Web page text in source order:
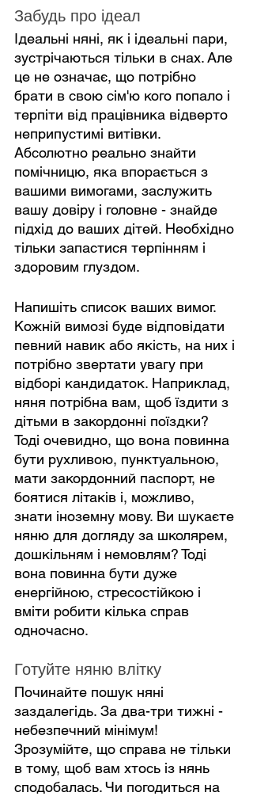
Забудь про ідеал
Ідеальні няні, як і ідеальні пари,
зустрічаються тільки в снах. Але
це не означає, що потрібно
брати в свою сім'ю кого попало і
терпіти від працівника відверто
неприпустимі витівки.
Абсолютно реально знайти
помічницю, яка впорається з
вашими вимогами, заслужить
вашу довіру і головне - знайде
підхід до ваших дітей. Необхідно
тільки запастися терпінням і
здоровим глуздом.
Напишіть список ваших вимог.
Кожній вимозі буде відповідати
певний навик або якість, на них і
потрібно звертати увагу при
відборі кандидаток. Наприклад,
няня потрібна вам, щоб їздити з
дітьми в закордонні поїздки?
Тоді очевидно, що вона повинна
бути рухливою, пунктуальною,
мати закордонний паспорт, не
боятися літаків і, можливо,
знати іноземну мову. Ви шукаєте
няню для догляду за школярем,
дошкільням і немовлям? Тоді
вона повинна бути дуже
енергійною, стресостійкою і
вміти робити кілька справ
одночасно.
Готуйте няню влітку
Починайте пошук няні
заздалегідь. За два-три тижні -
небезпечний мінімум!
Зрозумійте, що справа не тільки
в тому, щоб вам хтось із нянь
сподобалась. Чи погодиться на